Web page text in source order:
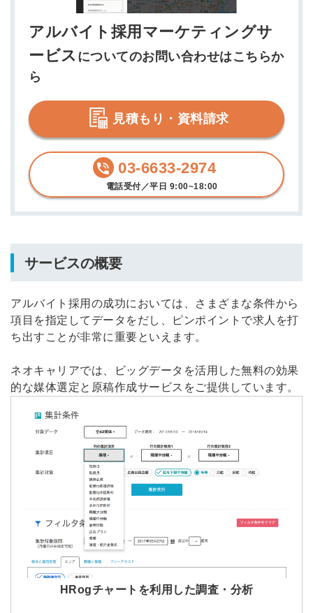
アルバイト採用マーケティングサ
ービス についてのお問い合わせはこちらか
ら
見積もり・資料請求
03-6633-2974
電話受付／平日 9:00~18:00
サービスの概要
アルバイト採用の成功においては、さまざまな条件から
項目を指定してデータをだし、ピンポイントで求人を打
ち出すことが非常に重要といえます。
ネオキャリアでは、ビッグデータを活用した無料の効果
的な媒体選定と原稿作成サービスをご提供しています。
HRogチャートを利用した調査・分析